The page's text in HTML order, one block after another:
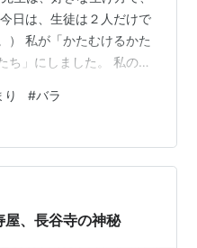
日は、生徒は２人だけで
） 私が「かたむけるかた
ち」にしました。 私の作
きれいなお花が、ピンぼ
た。ほ～ら、キレイでし
人の方の作品は、・・・
、バラ、オンシジューム
あちゃんは、必ず、散歩
#バラ
屋、長谷寺の神秘